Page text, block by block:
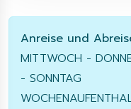
Anreise und
MITTWOCH -
- SONNTAG